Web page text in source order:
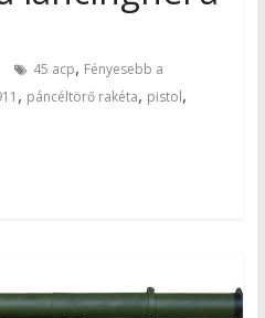
45 acp, Fényesebb a
, páncéltörő rakéta, pistol,